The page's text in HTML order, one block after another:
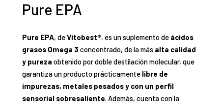
Pure EPA
Pure EPA, deVitobest®, es un suplemento de ácidos
grasos Omega 3 concentrado, de la más alta calidad
y pureza obtenido por doble destilación molecular, que
garantiza un producto prácticamente libre de
impurezas, metales pesados y con un perfil
sensorial sobresaliente. Además, cuenta con la